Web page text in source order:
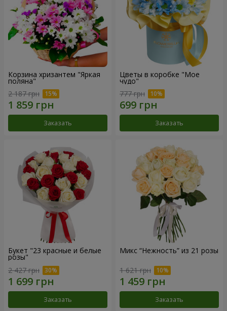
Корзина хризантем "Яркая
поляна"
2 187 грн
Заказать
Цветы в коробке "Мое
чудо"
777 грн
Заказать
Букет "23 красные и белые
розы"
2 427 грн
Заказать
Микс “Нежность” из 21 розы
1 621 грн
Заказать